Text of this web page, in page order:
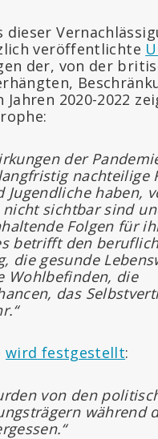
dieser
veröffentlichte
der, von der
Jahren 2020-2022
der
nachteilige
Jugendliche haben,
nicht sichtbar sind
Folgen für
betrifft den
die gesunde
Wohlbefinden, die
das
wird festgestellt:
von den
während